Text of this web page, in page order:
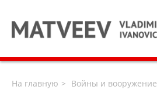
На главную Войны и вооружение